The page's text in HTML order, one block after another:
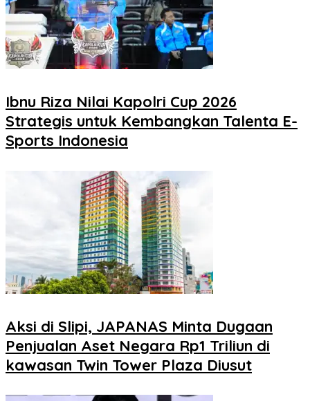
Ibnu Riza Nilai Kapolri Cup 2026
Strategis untuk Kembangkan Talenta E-
Sports Indonesia
Aksi di Slipi, JAPANAS Minta Dugaan
Penjualan Aset Negara Rp1 Triliun di
kawasan Twin Tower Plaza Diusut